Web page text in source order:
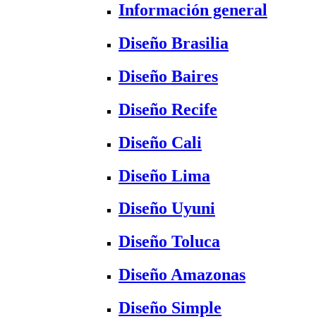
Información general
Diseño Brasilia
Diseño Baires
Diseño Recife
Diseño Cali
Diseño Lima
Diseño Uyuni
Diseño Toluca
Diseño Amazonas
Diseño Simple